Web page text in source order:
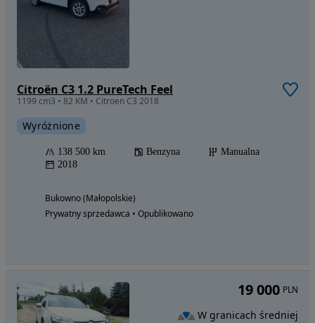
Citroën C3 1.2 PureTech Feel
1199 cm3 • 82 KM • Citroen C3 2018
Wyróżnione
138 500 km Benzyna
Manualna
2018
Bukowno (Małopolskie)
Prywatny sprzedawca • Opublikowano
19 000 PLN
W granicach średniej